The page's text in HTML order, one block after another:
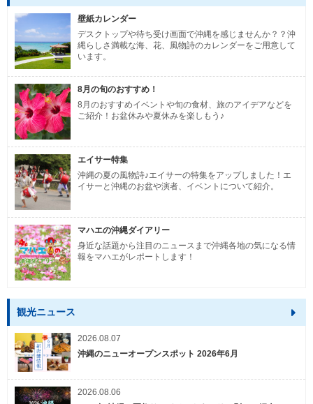
壁紙カレンダー
デスクトップや待ち受け画面で沖縄を感じませんか？？沖
縄らしさ満載な海、花、風物詩のカレンダーをご用意して
います。
8月の旬のおすすめ！
8月のおすすめイベントや旬の食材、旅のアイデアなどを
ご紹介！お盆休みや夏休みを楽しもう♪
エイサー特集
沖縄の夏の風物詩♪エイサーの特集をアップしました！エ
イサーと沖縄のお盆や演者、イベントについて紹介。
マハエの沖縄ダイアリー
身近な話題から注目のニュースまで沖縄各地の気になる情
報をマハエがレポートします！
観光ニュース
2026.08.07
沖縄のニューオープンスポット 2026年6月
2026.08.06